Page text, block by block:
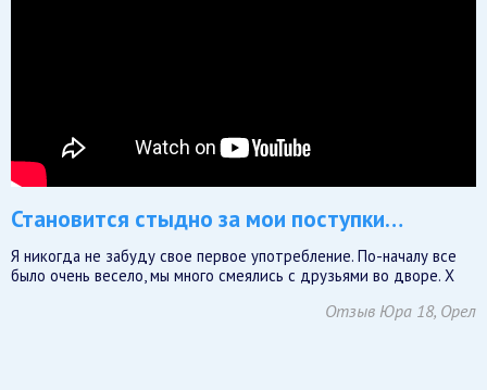
Становится стыдно за мои поступки…
Я никогда не забуду свое первое употребление. По-началу все
было очень весело, мы много смеялись с друзьями во дворе. Х
Отзыв Юра 18, Орел